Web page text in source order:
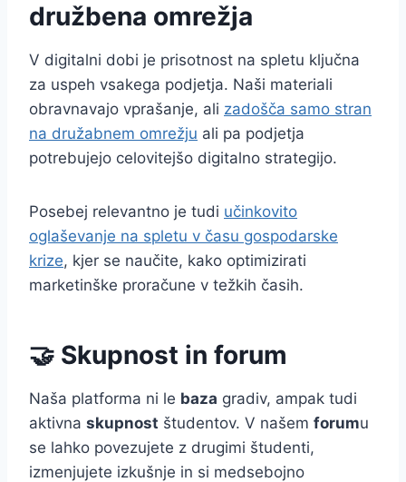
družbena omrežja
V digitalni dobi je prisotnost na spletu ključna
za uspeh vsakega podjetja. Naši materiali
obravnavajo vprašanje, ali zadošča samo stran
na družabnem omrežju ali pa podjetja
potrebujejo celovitejšo digitalno strategijo.
Posebej relevantno je tudi učinkovito
oglaševanje na spletu v času gospodarske
krize, kjer se naučite, kako optimizirati
marketinške proračune v težkih časih.
🤝 Skupnost in forum
Naša platforma ni le baza gradiv, ampak tudi
aktivna skupnost študentov. V našem forumu
se lahko povezujete z drugimi študenti,
izmenjujete izkušnje in si medsebojno